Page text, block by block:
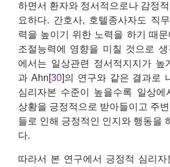
하면서 환자와 정서적으로나 감정
요하다. 간호사, 호텔종사자도 직
력을 높이기 위한 노력을 하기 때문
조절능력에 영향을 미칠 것으로 생
에서는 일상관련 정서적지지가 높
과 Ahn[ 30]의 연구와 같은 결과로
심리자본 수준이 높을수록 일상에
상황을 긍정적으로 받아들이고 주
들로 인해 긍정적인 인지와 행동을
다.
따라서 본 연구에서 긍정적 심리자